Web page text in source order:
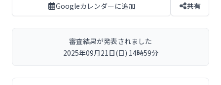
Googleカレンダーに追加 共有
審査結果が発表されました
2025年09月21日(日) 14時59分